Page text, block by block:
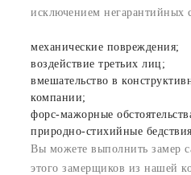
исключением негарантийных
механические повреждения;
воздействие третьих лиц;
вмешательство в
компании;
форс-мажорные
природно-стихийные бедствия.
Вы можете выполнить замер
этого замерщиков из нашей